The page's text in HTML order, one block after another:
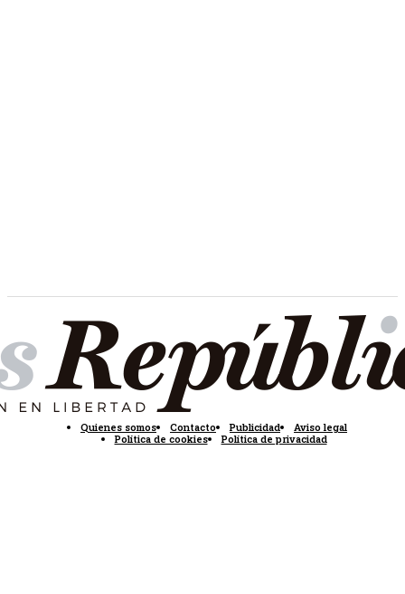
Quienes somos Contacto Publicidad
Aviso legal
Política de cookies
Política de privacidad